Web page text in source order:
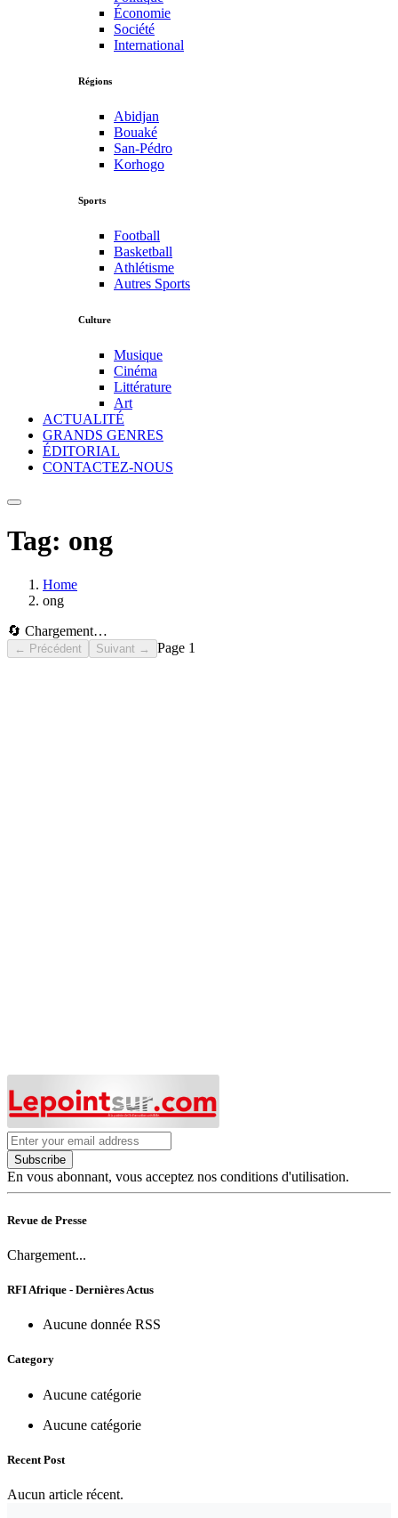
Économie
Société
International
Régions
Abidjan
Bouaké
San-Pédro
Korhogo
Sports
Football
Basketball
Athlétisme
Autres Sports
Culture
Musique
Cinéma
Littérature
Art
ACTUALITÉ
GRANDS GENRES
ÉDITORIAL
CONTACTEZ-NOUS
Tag: ong
Home
ong
🔄 Chargement…
← Précédent Suivant → Page 1
Subscribe
En vous abonnant, vous acceptez nos conditions d'utilisation.
Revue de Presse
Chargement...
RFI Afrique - Dernières Actus
Aucune donnée RSS
Category
Aucune catégorie
Aucune catégorie
Recent Post
Aucun article récent.